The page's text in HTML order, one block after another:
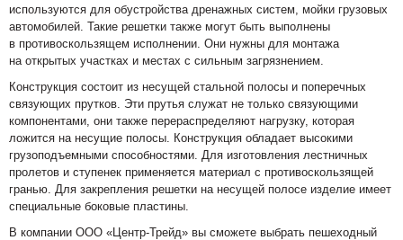
используются для обустройства дренажных систем, мойки грузовых
автомобилей. Такие решетки также могут быть выполнены
в противоскользящем исполнении. Они нужны для монтажа
на открытых участках и местах с сильным загрязнением.
Конструкция состоит из несущей стальной полосы и поперечных
связующих прутков. Эти прутья служат не только связующими
компонентами, они также перераспределяют нагрузку, которая
ложится на несущие полосы. Конструкция обладает высокими
грузоподъемными способностями. Для изготовления лестничных
пролетов и ступенек применяется материал с противоскользящей
гранью. Для закрепления решетки на несущей полосе изделие имеет
специальные боковые пластины.
В компании ООО «Центр-Трейд» вы сможете выбрать пешеходный